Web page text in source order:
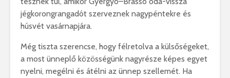
jégkorongrangadót szerveznek nagypéntekre és
húsvét vasárnapjára.
Még tiszta szerencse, hogy félretolva a külsőségeket,
a most ünneplő közösségünk nagyrésze képes egyet
nyelni, megélni és átélni az ünnep szellemét. Ha